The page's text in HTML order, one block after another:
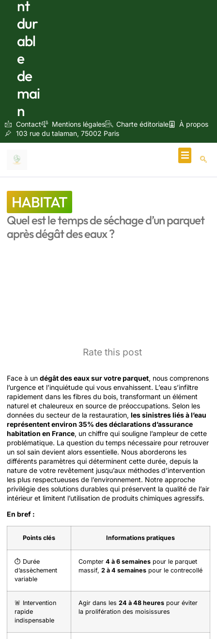
nt
dur
abl
e
de
mai
n
Contact Mentions légales Charte éditoriale
À propos
103 rue du talaman, 75002 Paris
HABITAT
Quel est le temps de séchage d’un parquet
après dégât des eaux ?
Rate this post
Face à un dégât des eaux sur votre parquet, nous comprenons
l’urgence et l’inquiétude qui vous envahissent. L’eau s’infiltre
rapidement dans les fibres du bois, transformant un élément
naturel et chaleureux en source de préoccupations. Selon les
données du secteur de la restauration, les sinistres liés à l’eau
représentent environ 35% des déclarations d’assurance
habitation en France, un chiffre qui souligne l’ampleur de cette
problématique. La question du temps nécessaire pour retrouver
un sol sain devient alors essentielle. Nous aborderons les
différents paramètres qui déterminent cette durée, depuis la
nature de votre revêtement jusqu’aux méthodes d’intervention
les plus respectueuses de l’environnement. Notre approche
privilégie des solutions durables qui préservent la qualité de l’air
intérieur et limitent l’utilisation de produits chimiques agressifs.
En bref :
Points clés Informations pratiques
⏱️ Durée
d’assèchement
variable
Compter 4 à 6 semaines pour le parquet
massif, 2 à 4 semaines pour le contrecollé
🚨 Intervention
rapide
indispensable
Agir dans les 24 à 48 heures pour éviter
la prolifération des moisissures